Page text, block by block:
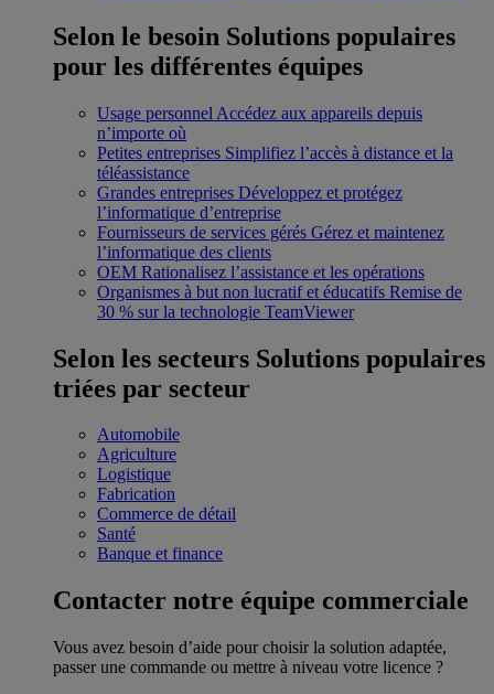
Selon le besoin Solutions populaires
pour les différentes équipes
Usage personnel Accédez aux appareils depuis
n’importe où
Petites entreprises Simplifiez l’accès à distance et la
téléassistance
Grandes entreprises Développez et protégez
l’informatique d’entreprise
Fournisseurs de services gérés Gérez et maintenez
l’informatique des clients
OEM Rationalisez l’assistance et les opérations
Organismes à but non lucratif et éducatifs Remise de
30 % sur la technologie TeamViewer
Selon les secteurs Solutions populaires
triées par secteur
Automobile
Agriculture
Logistique
Fabrication
Commerce de détail
Santé
Banque et finance
Contacter notre équipe commerciale
Vous avez besoin d’aide pour choisir la solution adaptée,
passer une commande ou mettre à niveau votre licence ?